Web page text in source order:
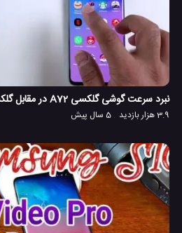
نبرد سرعت گوشی گلکسی A72 در مقابل گلکسی S10 سامسونگ
3.9 هزار بازدید 5 سال پیش